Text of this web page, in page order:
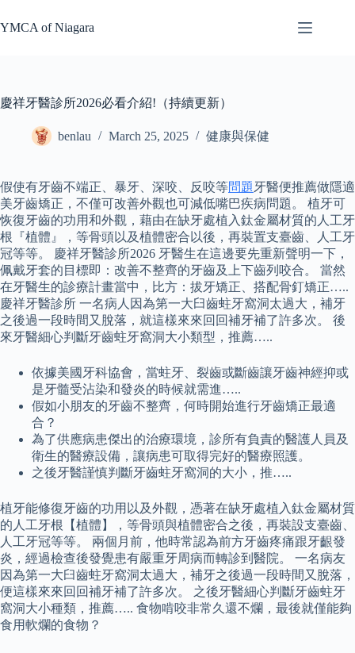
to
content
YMCA of Niagara
慶祥牙醫診所2026必看介紹!（持續更新）
benlau March 25, 2025 健康與保健
假使有牙齒不端正、暴牙、深咬、反咬等問題 牙醫便推薦做隱適
美牙齒矯正，不僅可改善外觀也可減低嘴巴疾病問題。 植牙可
恢復牙齒的功用和外觀，藉由在缺牙處植入鈦金屬材質的人工牙
根『植體』，等骨頭以及植體密合以後，再裝置支臺齒、人工牙
冠等等。 慶祥牙醫診所2026 牙醫生在這邊要先重新聲明一下，
佩戴牙套的目標即：改善不整齊的牙齒及上下齒列咬合。 當然
在牙醫生的診療計畫當中，比方：拔牙矯正、搭配骨釘矯正…..
慶祥牙醫診所 一名病人因為第一大臼齒蛀牙窩洞太過大，補牙
之後過一段時間又脫落，就這樣來來回回補牙補了許多次。 後
來牙醫細心判斷牙齒蛀牙窩洞大小類型，推薦…..
依據美國牙科協會，當蛀牙、裂齒或斷齒讓牙齒神經抑或
是牙髓受沾染和發炎的時候就需進…..
假如小朋友的牙齒不整齊，何時開始進行牙齒矯正最適
合？
為了供應病患傑出的治療環境，診所有負責的醫護人員及
衛生的醫療設備，讓病患可取得完好的醫療照護。
之後牙醫謹慎判斷牙齒蛀牙窩洞的大小，推…..
植牙能修復牙齒的功用以及外觀，憑著在缺牙處植入鈦金屬材質
的人工牙根【植體】，等骨頭與植體密合之後，再裝設支臺齒、
人工牙冠等等。 兩個月前，他時常認為前方牙齒疼痛跟牙齦發
炎，經過檢查後發覺患有嚴重牙周病而轉診到醫院。 一名病友
因為第一大臼齒蛀牙窩洞太過大，補牙之後過一段時間又脫落，
便這樣來來回回補牙補了許多次。 之後牙醫細心判斷牙齒蛀牙
窩洞大小種類，推薦….. 食物啃咬非常久還不爛，最後就僅能夠
食用軟爛的食物？